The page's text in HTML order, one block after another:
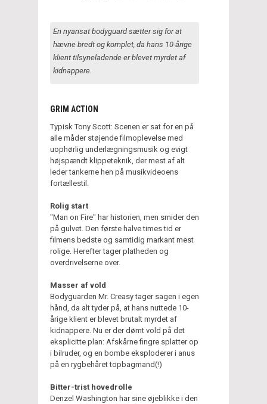
En nyansat bodyguard sætter sig for at
hævne bredt og komplet, da hans 10-årige
klient tilsyneladende er blevet myrdet af
kidnappere.
GRIM ACTION
Typisk Tony Scott: Scenen er sat for en på
alle måder støjende filmoplevelse med
uophørlig underlægningsmusik og evigt
højspændt klippeteknik, der mest af alt
leder tankerne hen på musikvideoens
fortællestil.
Rolig start
"Man on Fire" har historien, men smider den
på gulvet. Den første halve times tid er
filmens bedste og samtidig markant mest
rolige. Herefter tager platheden og
overdrivelserne over.
Masser af vold
Bodyguarden Mr. Creasy tager sagen i egen
hånd, da alt tyder på, at hans nuttede 10-
årige klient er blevet brutalt myrdet af
kidnappere. Nu er der dømt vold på det
eksplicitte plan: Afskårne fingre splatter op
i bilruder, og en bombe eksploderer i anus
på en rygbehåret topbagmand(!)
Bitter-trist hovedrolle
Denzel Washington har sine øjeblikke i den